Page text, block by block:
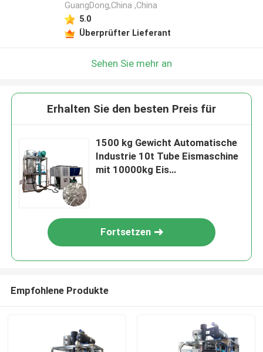
GuangDong,China ,China
5.0
Überprüfter Lieferant
Sehen Sie mehr an
Erhalten Sie den besten Preis für
1500 kg Gewicht Automatische
Industrie 10t Tube Eismaschine
mit 10000kg Eis
Fortsetzen
Empfohlene Produkte